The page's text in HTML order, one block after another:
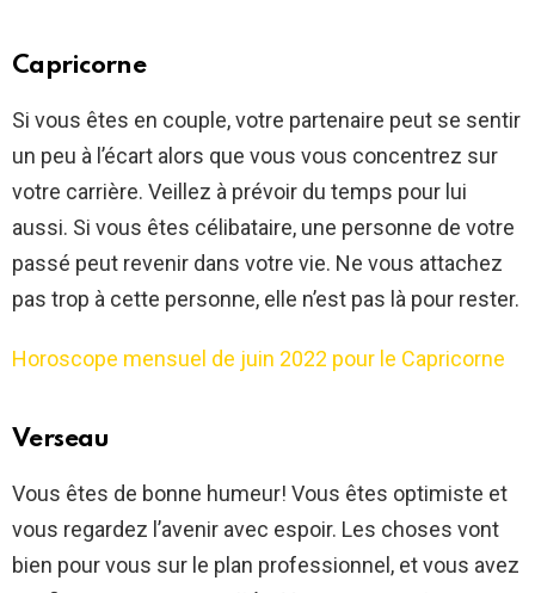
Capricorne
Si vous êtes en couple, votre partenaire peut se sentir
un peu à l’écart alors que vous vous concentrez sur
votre carrière. Veillez à prévoir du temps pour lui
aussi. Si vous êtes célibataire, une personne de votre
passé peut revenir dans votre vie. Ne vous attachez
pas trop à cette personne, elle n’est pas là pour rester.
Horoscope mensuel de juin 2022 pour le Capricorne
Verseau
Vous êtes de bonne humeur! Vous êtes optimiste et
vous regardez l’avenir avec espoir. Les choses vont
bien pour vous sur le plan professionnel, et vous avez